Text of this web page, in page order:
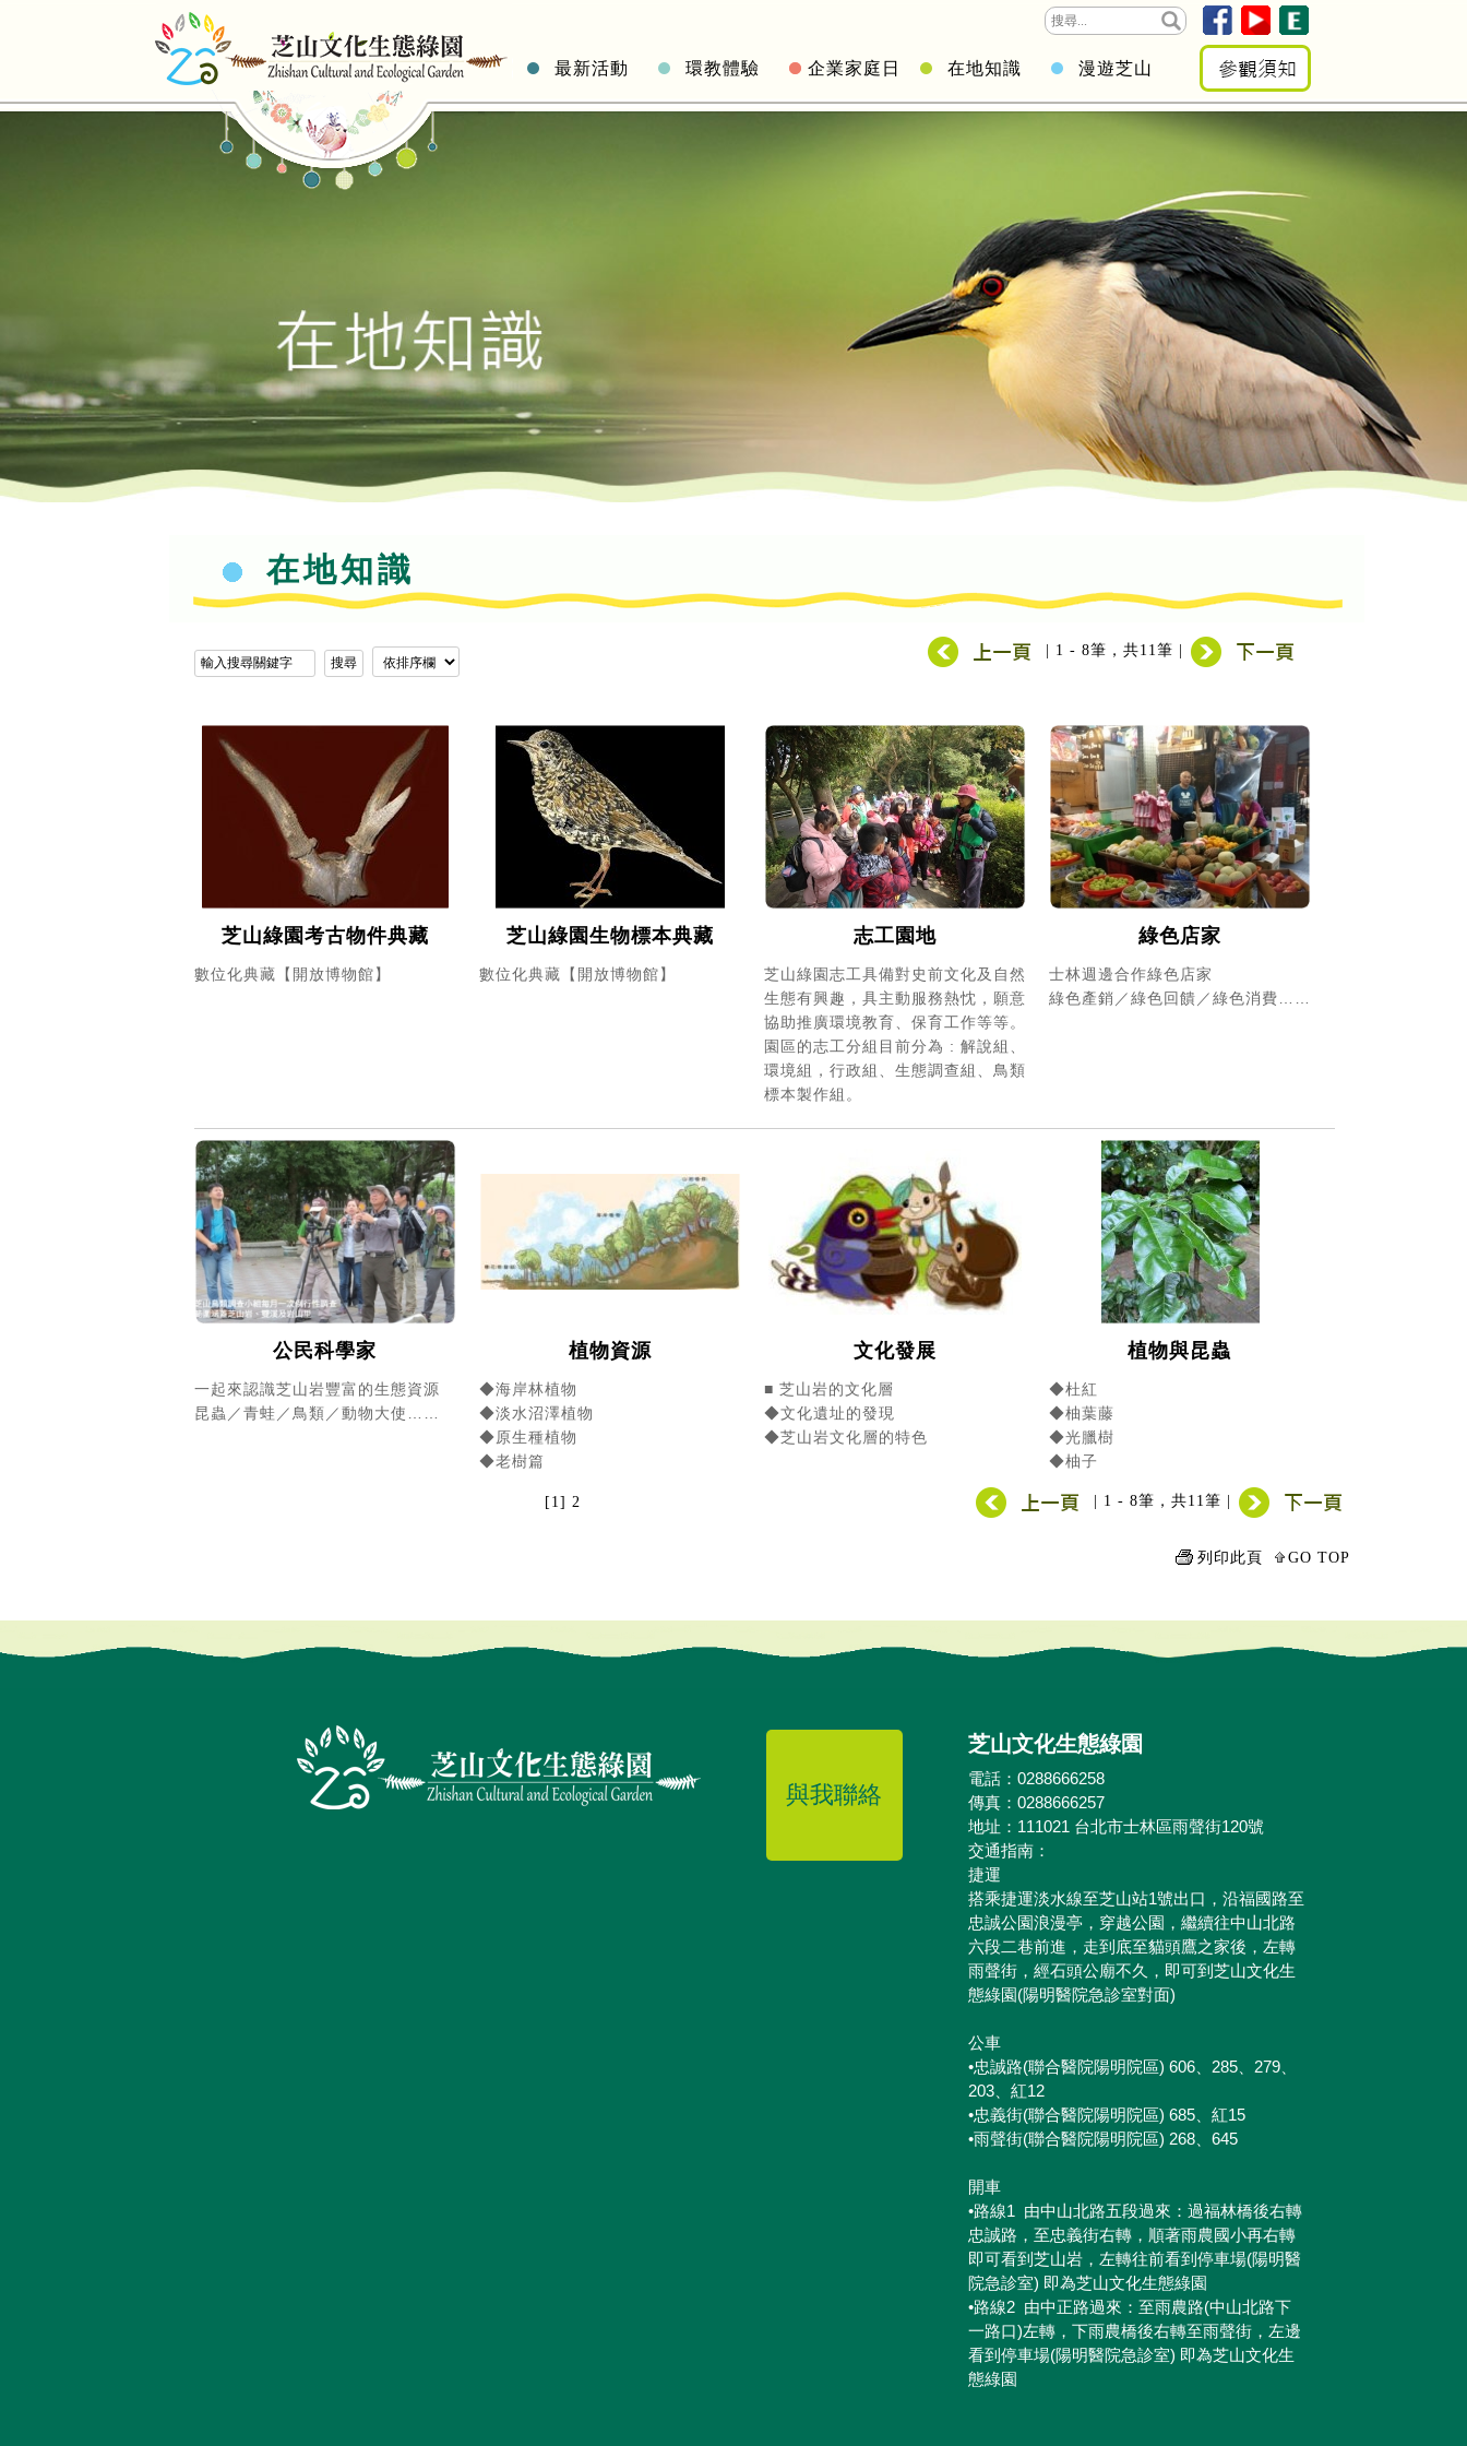
最新活動 環教體驗 企業家庭日 在地知識 漫遊芝山
在地知識
| 1 - 8筆，共11筆 |
芝山綠園考古物件典藏
數位化典藏【開放博物館】
芝山綠園生物標本典藏
數位化典藏【開放博物館】
志工園地
芝山綠園志工具備對史前文化及自然
生態有興趣，具主動服務熱忱，願意
協助推廣環境教育、保育工作等等。
園區的志工分組目前分為 : 解說組、
環境組，行政組、生態調查組、鳥類
標本製作組。
綠色店家
士林週邊合作綠色店家
綠色產銷／綠色回饋／綠色消費……
公民科學家
一起來認識芝山岩豐富的生態資源
昆蟲／青蛙／鳥類／動物大使……
植物資源
◆海岸林植物
◆淡水沼澤植物
◆原生種植物
◆老樹篇
文化發展
■ 芝山岩的文化層
◆文化遺址的發現
◆芝山岩文化層的特色
植物與昆蟲
◆杜紅
◆柚葉藤
◆光臘樹
◆柚子
[1] 2 | 1 - 8筆，共11筆 |
列印此頁 GO TOP
與我聯絡
芝山文化生態綠園
電話：0288666258
傳真：0288666257
地址：111021 台北市士林區雨聲街120號
交通指南：
捷運
搭乘捷運淡水線至芝山站1號出口，沿福國路至
忠誠公園浪漫亭，穿越公園，繼續往中山北路
六段二巷前進，走到底至貓頭鷹之家後，左轉
雨聲街，經石頭公廟不久，即可到芝山文化生
態綠園(陽明醫院急診室對面)
公車
•忠誠路(聯合醫院陽明院區) 606、285、279、
203、紅12
•忠義街(聯合醫院陽明院區) 685、紅15
•雨聲街(聯合醫院陽明院區) 268、645
開車
•路線1 由中山北路五段過來：過福林橋後右轉
忠誠路，至忠義街右轉，順著雨農國小再右轉
即可看到芝山岩，左轉往前看到停車場(陽明醫
院急診室) 即為芝山文化生態綠園
•路線2 由中正路過來：至雨農路(中山北路下
一路口)左轉，下雨農橋後右轉至雨聲街，左邊
看到停車場(陽明醫院急診室) 即為芝山文化生
態綠園